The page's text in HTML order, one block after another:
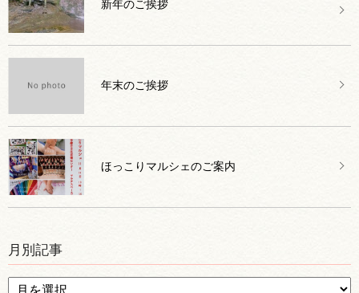
新年のご挨拶
年末のご挨拶
ほっこりマルシェのご案内
月別記事